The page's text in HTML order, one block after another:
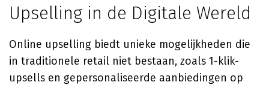
Upselling in de Digitale Wereld
Online upselling biedt unieke mogelijkheden die
in traditionele retail niet bestaan, zoals 1-klik-
upsells en gepersonaliseerde aanbiedingen op